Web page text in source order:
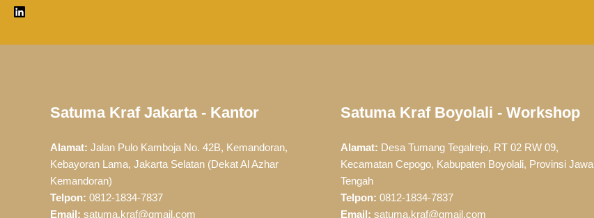
Satuma Kraf Jakarta - Kantor
Alamat: Jalan Pulo Kamboja No. 42B, Kemandoran,
Kebayoran Lama, Jakarta Selatan (Dekat Al Azhar
Kemandoran)
Telpon: 0812-1834-7837
Email: satuma.kraf@gmail.com
Satuma Kraf Boyolali - Workshop
Alamat: Desa Tumang Tegalrejo, RT 02 RW 09,
Kecamatan Cepogo, Kabupaten Boyolali, Provinsi Jawa
Tengah
Telpon: 0812-1834-7837
Email: satuma.kraf@gmail.com